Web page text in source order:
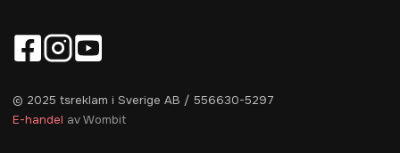
© 2025 tsreklam i Sverige AB / 556630-5297
E-handel av Wombit